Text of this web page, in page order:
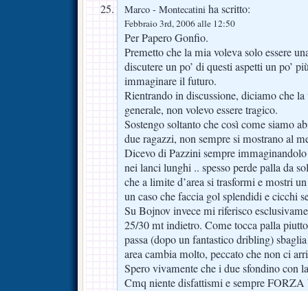
Marco - Montecatini ha scritto:
Febbraio 3rd, 2006 alle 12:50
Per Papero Gonfio.
Premetto che la mia voleva solo essere
discutere un po’ di questi aspetti un po’
immaginare il futuro.
Rientrando in discussione, diciamo che
generale, non volevo essere tragico.
Sostengo soltanto che così come siamo
due ragazzi, non sempre si mostrano al
Dicevo di Pazzini sempre
nei lanci lunghi .. spesso perde palla da
che a limite d’area si trasformi e mostri
un caso che faccia gol splendidi e cicchi
Su Bojnov invece mi riferisco
25/30 mt indietro. Come tocca palla
passa (dopo un fantastico dribling)
area cambia molto, peccato che non ci
Spero vivamente che i due sfondino con
Cmq niente disfattismi e sempre